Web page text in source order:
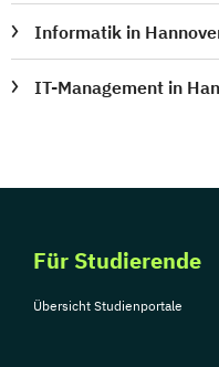
Informatik in
IT-Management in
Für Studierende
Übersicht Studienportale